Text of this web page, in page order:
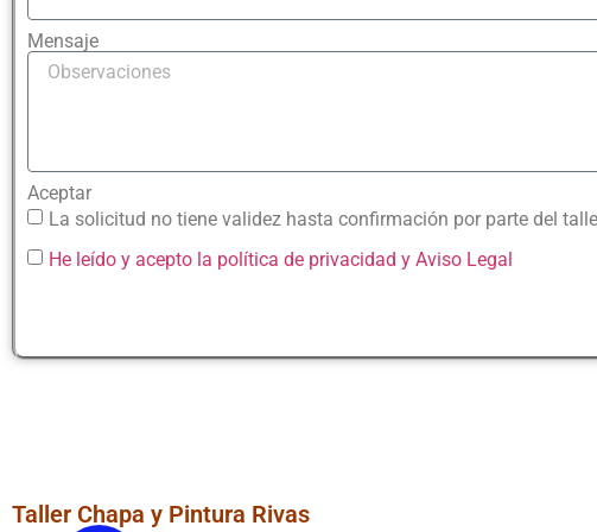
Mensaje
Aceptar
La solicitud no tiene validez hasta confirmación por parte del
He leído y acepto la política de privacidad y Aviso Legal
Taller Chapa y Pintura Rivas